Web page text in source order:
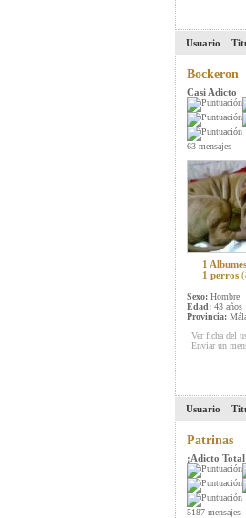
Usuario
Bockeron
Casi Adicto
63 mensajes
1 Albumes
1 perros
Sexo: Hombre
Edad: 43 años
Provincia:
Ver ficha del
Enviar un
Usuario
Patrinas
¡Adicto
5187 mensajes